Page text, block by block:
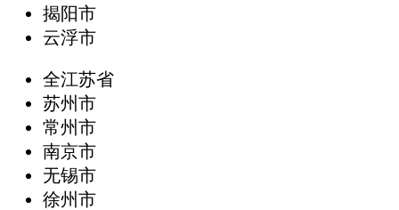
揭阳市
云浮市
全江苏省
苏州市
常州市
南京市
无锡市
徐州市